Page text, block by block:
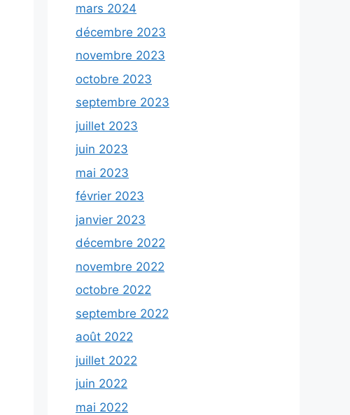
mars 2024
décembre 2023
novembre 2023
octobre 2023
septembre 2023
juillet 2023
juin 2023
mai 2023
février 2023
janvier 2023
décembre 2022
novembre 2022
octobre 2022
septembre 2022
août 2022
juillet 2022
juin 2022
mai 2022